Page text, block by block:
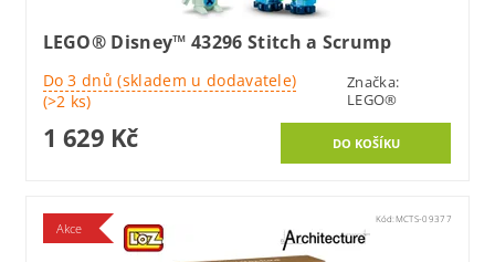
LEGO® Disney™ 43296 Stitch a Scrump
Do 3 dnů (skladem u dodavatele)
(>2 ks)
Značka:
LEGO®
1 629 Kč
Akce
Kód:MCTS-09377